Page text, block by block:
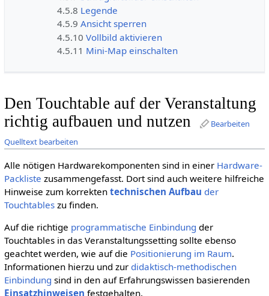
4.5.8 Legende
4.5.9 Ansicht sperren
4.5.10 Vollbild aktivieren
4.5.11 Mini-Map einschalten
Den Touchtable auf der Veranstaltung
richtig aufbauen und nutzen
Bearbeiten
Quelltext bearbeiten
Alle nötigen Hardwarekomponenten sind in einer Hardware-
Packliste zusammengefasst. Dort sind auch weitere hilfreiche
Hinweise zum korrekten technischen Aufbau der
Touchtableszu finden.
Auf die richtige programmatische Einbindung der
Touchtables in das Veranstaltungssetting sollte ebenso
geachtet werden, wie auf die Positionierung im Raum.
Informationen hierzu und zur didaktisch-methodischen
Einbindung sind in den auf Erfahrungswissen basierenden
Einsatzhinweisen festgehalten.